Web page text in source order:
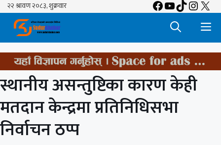
Skip
content
Facebook
YouTube
TikTok
X
स्थानीय असन्तुष्टिका कारण केही
मतदान केन्द्रमा प्रतिनिधिसभा
निर्वाचन ठप्प